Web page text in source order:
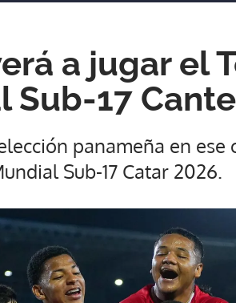
a jugar el
Sub-17
panameña en ese
Sub-17 Catar 2026.